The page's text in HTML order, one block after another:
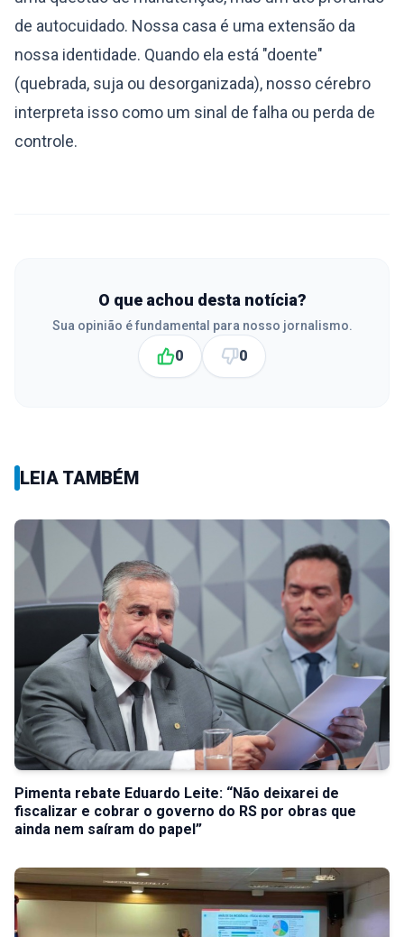
de autocuidado. Nossa casa é uma extensão da
nossa identidade. Quando ela está "doente"
(quebrada, suja ou desorganizada), nosso cérebro
interpreta isso como um sinal de falha ou perda de
controle.
O que achou desta notícia?
Sua opinião é fundamental para nosso jornalismo.
0 0
LEIA TAMBÉM
Pimenta rebate Eduardo Leite: “Não deixarei de
fiscalizar e cobrar o governo do RS por obras que
ainda nem saíram do papel”